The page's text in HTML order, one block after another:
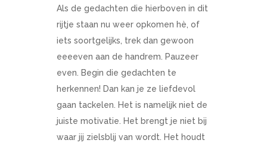
Als de gedachten die hierboven in dit
rijtje staan nu weer opkomen hè, of
iets soortgelijks, trek dan gewoon
eeeeven aan de handrem. Pauzeer
even. Begin die gedachten te
herkennen! Dan kan je ze liefdevol
gaan tackelen. Het is namelijk niet de
juiste motivatie. Het brengt je niet bij
waar jij zielsblij van wordt. Het houdt